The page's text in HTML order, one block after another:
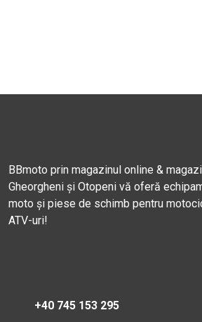
BBmoto prin magazinul online &
Gheorgheni și Otopeni vă oferă
moto și piese de schimb pentru
ATV-uri!
+40 745 153 295